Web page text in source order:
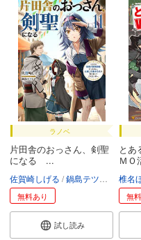
ラノベ
片田舎のおっさん、剣聖
になる ...
佐賀崎しげる 鍋島テツヒロ
無料あり
試し読み
とあ
ＭＯ
椎名
無